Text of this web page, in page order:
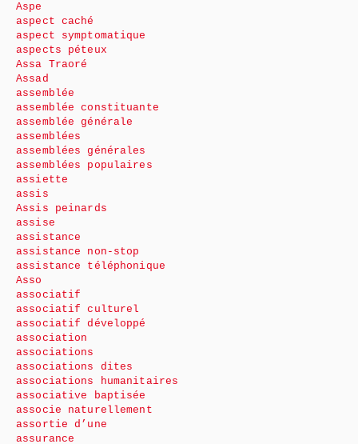
Aspe
aspect caché
aspect symptomatique
aspects péteux
Assa Traoré
Assad
assemblée
assemblée constituante
assemblée générale
assemblées
assemblées générales
assemblées populaires
assiette
assis
Assis peinards
assise
assistance
assistance non-stop
assistance téléphonique
Asso
associatif
associatif culturel
associatif développé
association
associations
associations dites
associations humanitaires
associative baptisée
associe naturellement
assortie d’une
assurance